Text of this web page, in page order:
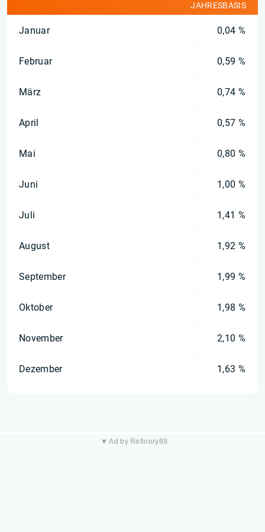
JAHRESBASIS
Januar 0,04 %
Februar 0,59 %
März 0,74 %
April 0,57 %
Mai 0,80 %
Juni 1,00 %
Juli 1,41 %
August 1,92 %
September 1,99 %
Oktober 1,98 %
November 2,10 %
Dezember 1,63 %
▼ Ad by Refinery89